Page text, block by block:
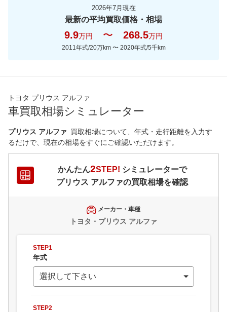
2026年7月現在
最新の平均買取価格・相場
9.9万円 〜 268.5万円
2011年式/20万km 〜 2020年式/5千km
トヨタ プリウス アルファ
車買取相場シミュレーター
プリウス アルファ 買取相場について、年式・走行距離を入力す
るだけで、現在の相場をすぐにご確認いただけます。
かんたん2STEP! シミュレーターで
プリウス アルファの買取相場を確認
メーカー・車種
トヨタ・プリウス アルファ
STEP1
年式
STEP2